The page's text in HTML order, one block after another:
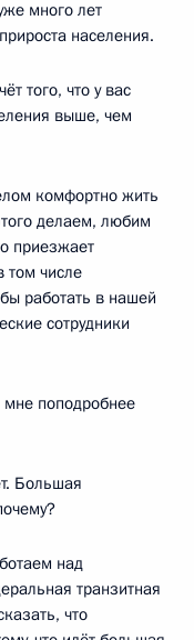
много лет
населения.
того, что у вас
выше, чем
комфортно жить
делаем, любим
приезжает
том числе
работать в нашей
сотрудники
поподробнее
Большая
над
транзитная
что